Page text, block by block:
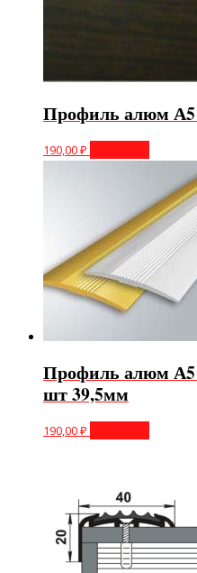
Профиль алюм
190,00₽
Профиль алюм
шт 39,5мм
190,00₽